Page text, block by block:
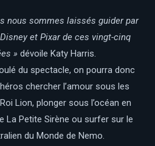
nous sommes laissés guider par
et Pixar de ces vingt-cinq
» dévoile Katy Harris.
du spectacle, on pourra donc
chercher l’amour sous les
Lion, plonger sous l’océan en
La Petite Sirène ou surfer sur le
du Monde de Nemo.